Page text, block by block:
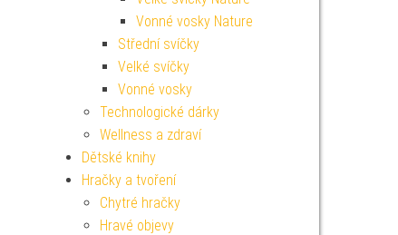
Vonné vosky Nature
Střední svíčky
Velké svíčky
Vonné vosky
Technologické dárky
Wellness a zdraví
Dětské knihy
Hračky a tvoření
Chytré hračky
Hravé objevy